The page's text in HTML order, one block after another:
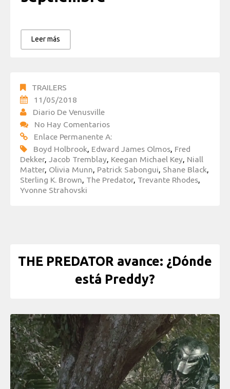
Leer más
TRAILERS
11/05/2018
Diario De Venusville
No Hay Comentarios
Enlace Permanente A:
Boyd Holbrook, Edward James Olmos, Fred
Dekker, Jacob Tremblay, Keegan Michael Key, Niall
Matter, Olivia Munn, Patrick Sabongui, Shane Black,
Sterling K. Brown, The Predator, Trevante Rhodes,
Yvonne Strahovski
THE PREDATOR avance: ¿Dónde
está Preddy?